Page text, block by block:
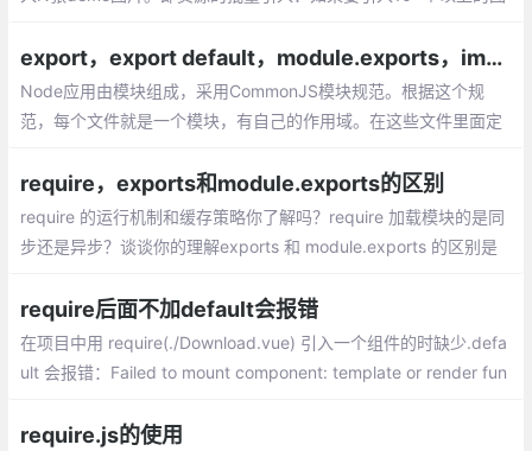
如果再多一点的静态资源需要引入呢？这时候require.context就派
上了用场。
export，export default，module.exports，import，require之间的区别和关联
Node应用由模块组成，采用CommonJS模块规范。根据这个规
范，每个文件就是一个模块，有自己的作用域。在这些文件里面定
用域污染。
require，exports和module.exports的区别
require 的运行机制和缓存策略你了解吗？require 加载模块的是同
步还是异步？谈谈你的理解exports 和 module.exports 的区别是
require后面不加default会报错
在项目中用 require(./Download.vue) 引入一个组件的时缺少.defa
ult 会报错：Failed to mount component: template or render fun
require.js的使用